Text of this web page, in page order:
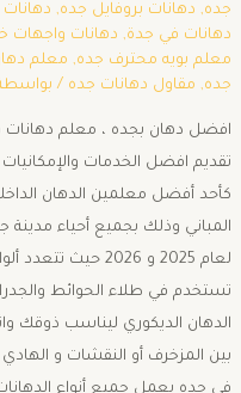
جده, دهانات بروفايل جده,
دهانات في جدة, دهانات واجهات
معلم بويه محترف جده, معلم
جده, مقاول دهانات جده /
افضل دهان بجده ، معلم دهانات
تقديم افضل الخدمات والإمكانيات
كأحد أفضل معلمين الدهان
المباني وذلك بجميع أحياء مدينة
لعام 2025 و 2026
تستخدم في طلاء الحوائط
الدهان الديكوري ليناسب ذوقك
بين المزخرف أو النقشات و